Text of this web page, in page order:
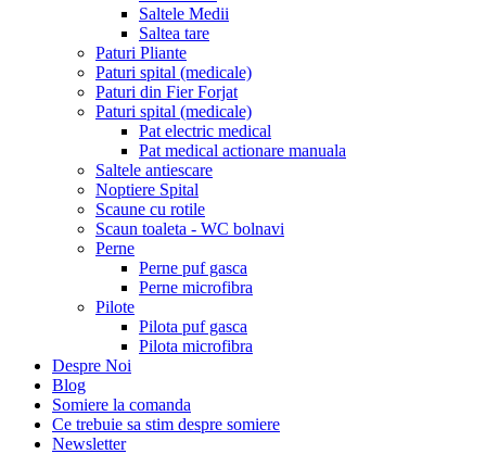
Saltele Medii
Saltea tare
Paturi Pliante
Paturi spital (medicale)
Paturi din Fier Forjat
Paturi spital (medicale)
Pat electric medical
Pat medical actionare manuala
Saltele antiescare
Noptiere Spital
Scaune cu rotile
Scaun toaleta - WC bolnavi
Perne
Perne puf gasca
Perne microfibra
Pilote
Pilota puf gasca
Pilota microfibra
Despre Noi
Blog
Somiere la comanda
Ce trebuie sa stim despre somiere
Newsletter